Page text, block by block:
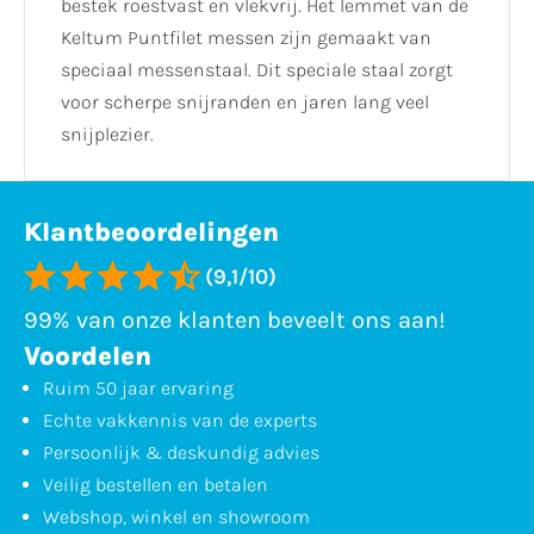
bestek roestvast en vlekvrij. Het lemmet van de
Keltum Puntfilet messen zijn gemaakt van
speciaal messenstaal. Dit speciale staal zorgt
voor scherpe snijranden en jaren lang veel
snijplezier.
Klantbeoordelingen
(9,1/10)
99% van onze klanten beveelt ons aan!
Voordelen
Ruim 50 jaar ervaring
Echte vakkennis van de experts
Persoonlijk & deskundig advies
Veilig bestellen en betalen
Webshop, winkel en showroom